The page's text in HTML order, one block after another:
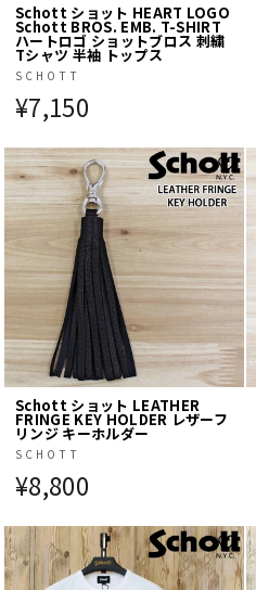
Schott ショット HEART LOGO
Schott BROS. EMB. T-SHIRT
ハートロゴ ショットブロス 刺繍
Tシャツ 半袖 トップス
SCHOTT
¥7,150
Schott ショット LEATHER
FRINGE KEY HOLDER レザーフ
リンジ キーホルダー
SCHOTT
¥8,800